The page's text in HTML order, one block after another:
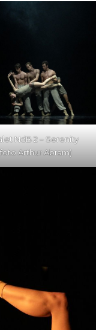
NdB 2 – Serenity
Arthur Abram)